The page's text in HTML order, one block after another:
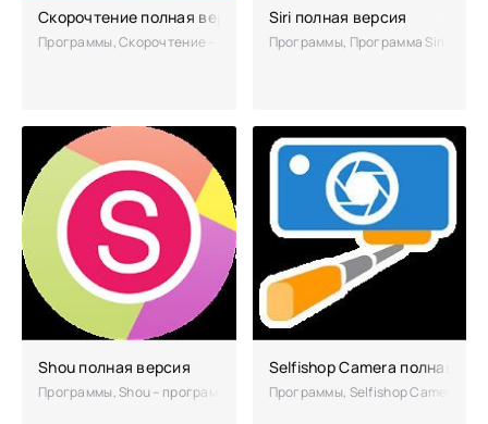
Скорочтение полная версия
Программы, Скорочтение – мобильное приложение, которое
Siri полная версия
Программы, Программа Siri
Shou полная версия
Программы, Shou – программа, установив которую на свой
Selfishop Camera полная
Программы, Selfishop Camera –